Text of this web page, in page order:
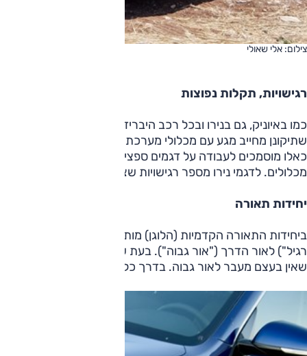
צילום: אלי שאולי
רגישויות, תקלות נפוצות
כמו באיוניק, גם בנירו ובכל רכב היברידי אחר תחזוקה
שתיקונן מחייב מגע עם מכלולי מערכת המתח הגבוה – ניתנים
כאלו מוסמכים לעבודה על דגמים ספציפיים (כנדרש בחוק)
מכלולים. לדגמי נירו מספר רגישויות שצפויות להצריך ביקורים
יחידות תאורה
ביחידות התאורה הקדמיות (הלוגן) מותקן רפלקטור, שתפקידו
רגיל") לאור הדרך ("אור גבוה"). בעת שתאורת ההלוגן
שאין בעצם מעבר לאור גבוה. בדרך כלל מחליפים את יחידת